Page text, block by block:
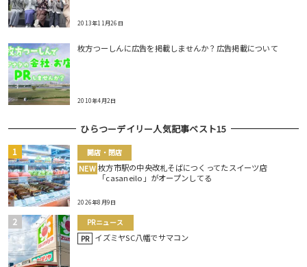
2013年11月26日
枚方つーしんに広告を掲載しませんか？広告掲載について
2010年4月2日
ひらつーデイリー人気記事ベスト15
開店・閉店
NEW 枚方市駅の中央改札そばにつくってたスイーツ店
「casaneilo」がオープンしてる
2026年8月9日
PRニュース
PR イズミヤSC八幡でサマコン